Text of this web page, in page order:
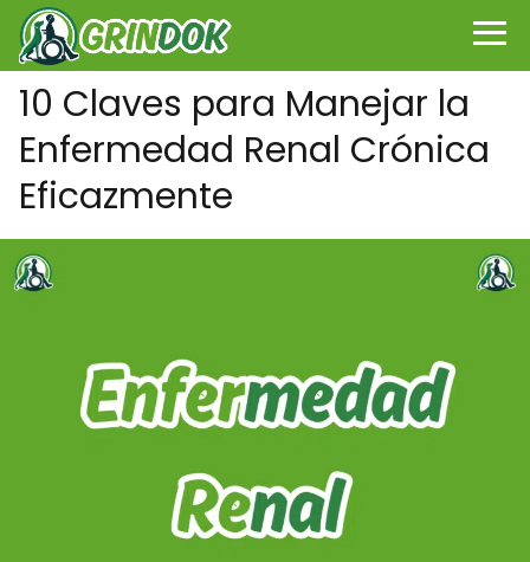
10 Claves para Manejar la
Enfermedad Renal Crónica
Eficazmente